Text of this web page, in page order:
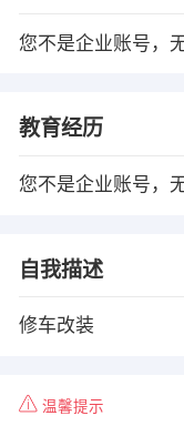
您不是企业账号，
教育经历
您不是企业账号，
自我描述
修车改装
温馨提示